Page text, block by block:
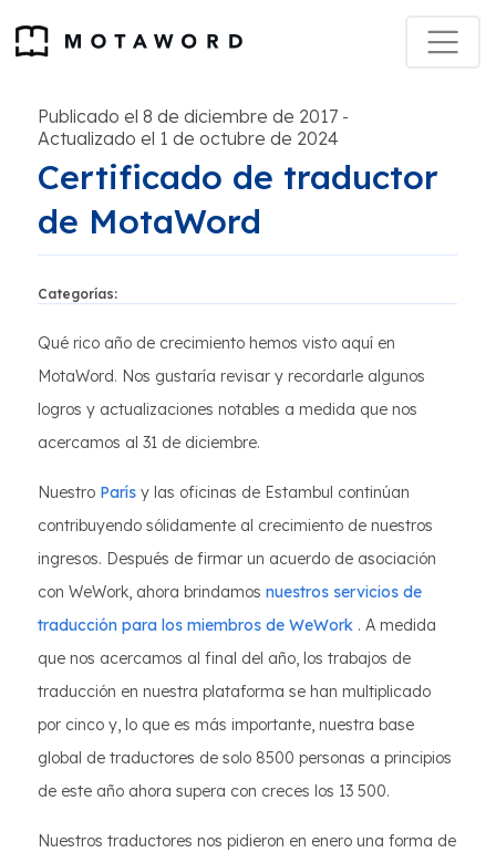
Publicado el 8 de diciembre de 2017 -
Actualizado el 1 de octubre de 2024
Certificado de traductor
de MotaWord
Categorías:
Qué rico año de crecimiento hemos visto aquí en
MotaWord. Nos gustaría revisar y recordarle algunos
logros y actualizaciones notables a medida que nos
acercamos al 31 de diciembre.
Nuestro París y las oficinas de Estambul continúan
contribuyendo sólidamente al crecimiento de nuestros
ingresos. Después de firmar un acuerdo de asociación
con WeWork, ahora brindamos nuestros servicios de
traducción para los miembros de WeWork . A medida
que nos acercamos al final del año, los trabajos de
traducción en nuestra plataforma se han multiplicado
por cinco y, lo que es más importante, nuestra base
global de traductores de solo 8500 personas a principios
de este año ahora supera con creces los 13 500.
Nuestros traductores nos pidieron en enero una forma de